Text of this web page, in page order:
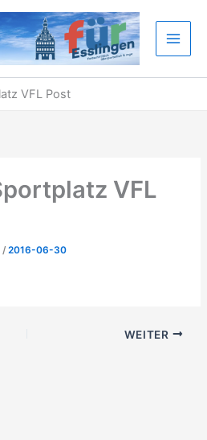
VFL Post
VFL
/2016-06-30
WEITER